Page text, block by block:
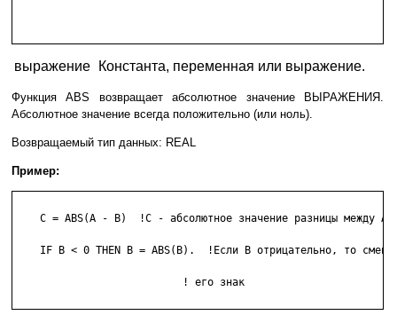
выражение Константа, переменная или выражение.
Функция ABS возвращает абсолютное значение ВЫРАЖЕНИЯ.
Абсолютное значение всегда положительно (или ноль).
Возвращаемый тип данных: REAL
Пример:
C = ABS(A - B)  !C - абсолютное значение разницы между A
IF B < 0 THEN B = ABS(B).  !Если B отрицательно, то